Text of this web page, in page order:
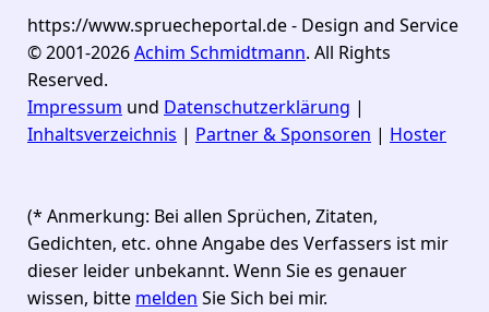
https://www.spruecheportal.de - Design and Service
© 2001-2026Achim Schmidtmann. All Rights
Reserved.
Impressum und Datenschutzerklärung |
Inhaltsverzeichnis | Partner & Sponsoren | Hoster
(* Anmerkung: Bei allen Sprüchen, Zitaten,
Gedichten, etc. ohne Angabe des Verfassers ist mir
dieser leider unbekannt. Wenn Sie es genauer
wissen, bitte melden Sie Sich bei mir.